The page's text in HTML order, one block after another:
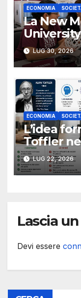
ECONOMIA
La New
classe di
3D
LUG 30, 2026
ECONOMIA
L’idea
Toffler
come
stampa
LUG 22, 2026
Lascia
Devi essere